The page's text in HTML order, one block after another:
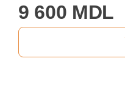
9 600 MDL